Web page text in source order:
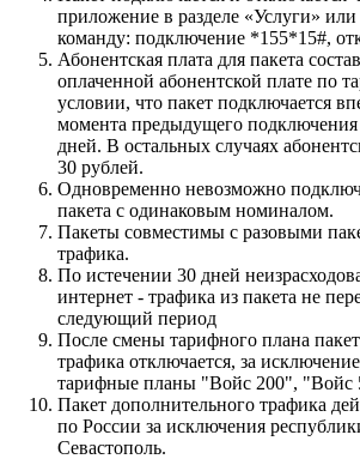
приложение в разделе «Услуги» или
команду: подключение *155*15#,
Абонентская плата для пакета
оплаченной абонентской плате по
условии, что пакет подключается
момента предыдущего
дней. В остальных случаях
30 рублей.
Одновременно невозможно
пакета с одинаковым номиналом.
Пакеты совместимы с разовыми
трафика.
По истечении 30 дней
интернет - трафика из пакета не
следующий период
После смены тарифного плана
трафика отключается, за
тарифные планы "Войс 200", "Войс
Пакет дополнительного трафика
по России за исключения
Севастополь.